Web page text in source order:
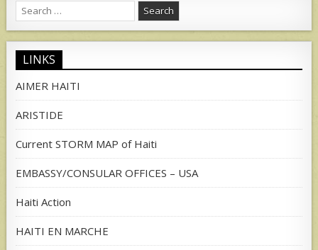
Search
for:
LINKS
AIMER HAITI
ARISTIDE
Current STORM MAP of Haiti
EMBASSY/CONSULAR OFFICES – USA
Haiti Action
HAITI EN MARCHE